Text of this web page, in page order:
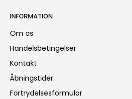
INFORMATION
Om os
Handelsbetingelser
Kontakt
Åbningstider
Fortrydelsesformular